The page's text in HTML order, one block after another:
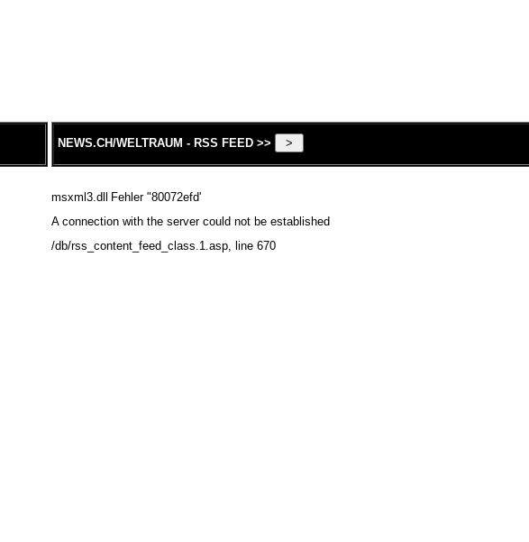
NEWS.CH/WELTRAUM - RSS FEED >>
msxml3.dll
Fehler "80072efd'
A connection with the server could not be established
/db/rss_content_feed_class.1.asp, line 670